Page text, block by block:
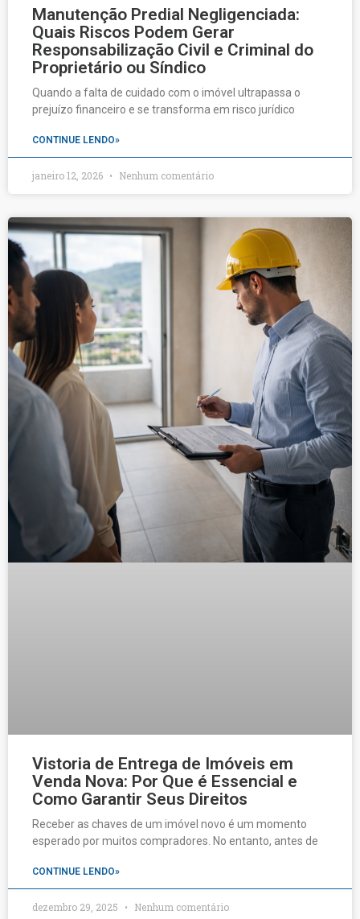
Manutenção Predial Negligenciada:
Quais Riscos Podem Gerar
Responsabilização Civil e Criminal do
Proprietário ou Síndico
Quando a falta de cuidado com o imóvel ultrapassa o
prejuízo financeiro e se transforma em risco jurídico
CONTINUE LENDO»
janeiro 12, 2026 Nenhum comentário
Vistoria de Entrega de Imóveis em
Venda Nova: Por Que é Essencial e
Como Garantir Seus Direitos
Receber as chaves de um imóvel novo é um momento
esperado por muitos compradores. No entanto, antes de
CONTINUE LENDO»
dezembro 29, 2025 Nenhum comentário